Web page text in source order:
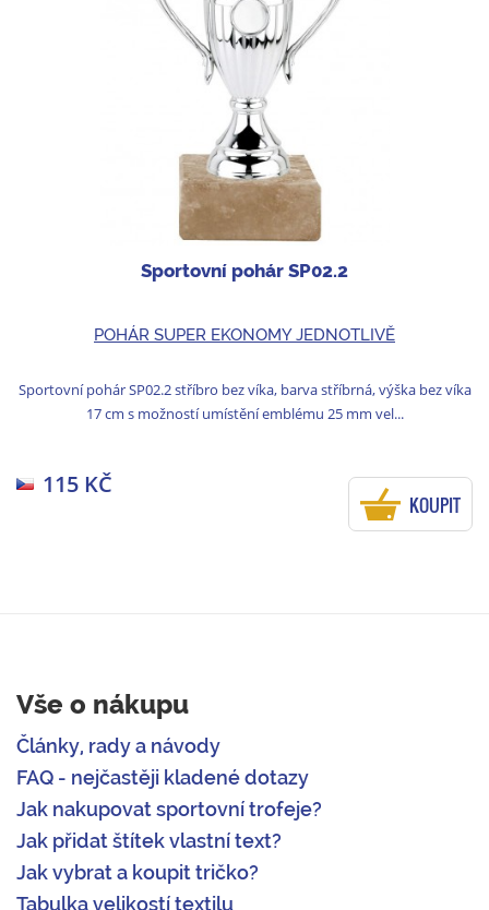
Sportovní pohár SP02.2
POHÁR SUPER EKONOMY JEDNOTLIVĚ
Sportovní pohár SP02.2 stříbro bez víka, barva stříbrná, výška bez víka
17 cm s možností umístění emblému 25 mm vel...
115 KČ
KOUPIT
Vše o nákupu
Články, rady a návody
FAQ - nejčastěji kladené dotazy
Jak nakupovat sportovní trofeje?
Jak přidat štítek vlastní text?
Jak vybrat a koupit tričko?
Tabulka velikostí textilu